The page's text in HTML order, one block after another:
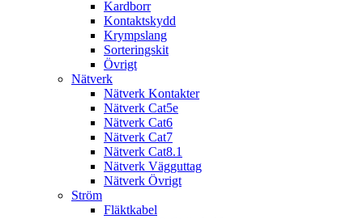
Kardborr
Kontaktskydd
Krympslang
Sorteringskit
Övrigt
Nätverk
Nätverk Kontakter
Nätverk Cat5e
Nätverk Cat6
Nätverk Cat7
Nätverk Cat8.1
Nätverk Vägguttag
Nätverk Övrigt
Ström
Fläktkabel